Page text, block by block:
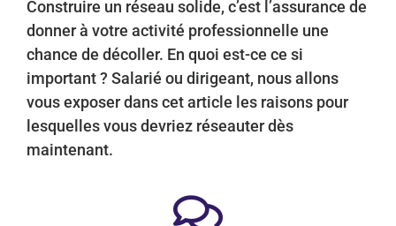
Construire un réseau solide, c’est l’assurance de
donner à votre activité professionnelle une
chance de décoller. En quoi est-ce ce si
important ? Salarié ou dirigeant, nous allons
vous exposer dans cet article les raisons pour
lesquelles vous devriez réseauter dès
maintenant.